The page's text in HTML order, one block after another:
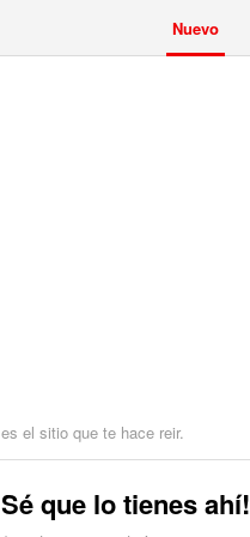
Nuevo
es el sitio que te hace reir.
Sé que lo tienes ahí!